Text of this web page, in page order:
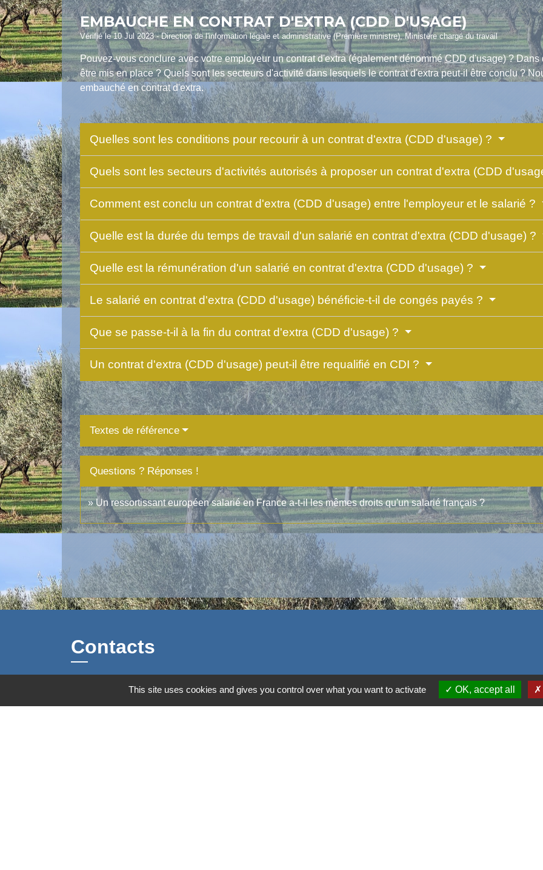
EMBAUCHE EN CONTRAT D'EXTRA (CDD D'USAGE)
Vérifié le 10 Jul 2023 - Direction de l'information légale et administrative (Première ministre), Ministère chargé du travail
Pouvez-vous conclure avec votre employeur un contrat d'extra (également dénomméCDDd'usage) ? Dans
être mis en place ? Quels sont les secteurs d'activité dans lesquels le contrat d'extra peut-il être conclu ?
embauché en contrat d'extra.
Quelles sont les conditions pour recourir à un contrat d'extra (CDD d'usage) ?
Quels sont les secteurs d'activités autorisés à proposer un contrat d'extra (CDD
Comment est conclu un contrat d'extra (CDD d'usage) entre l'employeur et le salarié ?
Quelle est la durée du temps de travail d'un salarié en contrat d'extra (CDD d'usage) ?
Quelle est la rémunération d'un salarié en contrat d'extra (CDD d'usage) ?
Le salarié en contrat d'extra (CDD d'usage) bénéficie-t-il de congés payés ?
Que se passe-t-il à la fin du contrat d'extra (CDD d'usage) ?
Un contrat d'extra (CDD d'usage) peut-il être requalifié en CDI ?
Textes de référence
Questions ? Réponses !
Un ressortissant européen salarié en France a-t-il les mêmes droits qu'un salarié français ?
Contacts
Commune d'Aubord
1 Place de la Mairie
This site uses cookies and gives you control over what you want to activate OK, accept all